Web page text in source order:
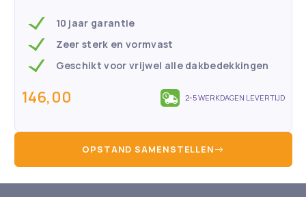
10 jaar garantie
Zeer sterk en vormvast
Geschikt voor vrijwel alle dakbedekkingen
146,00 2-5 WERKDAGEN LEVERTIJD
OPSTAND SAMENSTELLEN